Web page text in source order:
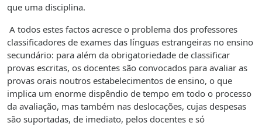
que uma disciplina.
A todos estes factos acresce o problema dos professores
classificadores de exames das línguas estrangeiras no ensino
secundário: para além da obrigatoriedade de classificar
provas escritas, os docentes são convocados para avaliar as
provas orais noutros estabelecimentos de ensino, o que
implica um enorme dispêndio de tempo em todo o processo
da avaliação, mas também nas deslocações, cujas despesas
são suportadas, de imediato, pelos docentes e só